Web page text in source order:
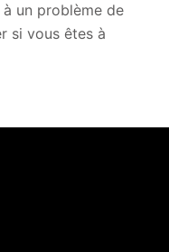
un problème de
si vous êtes à